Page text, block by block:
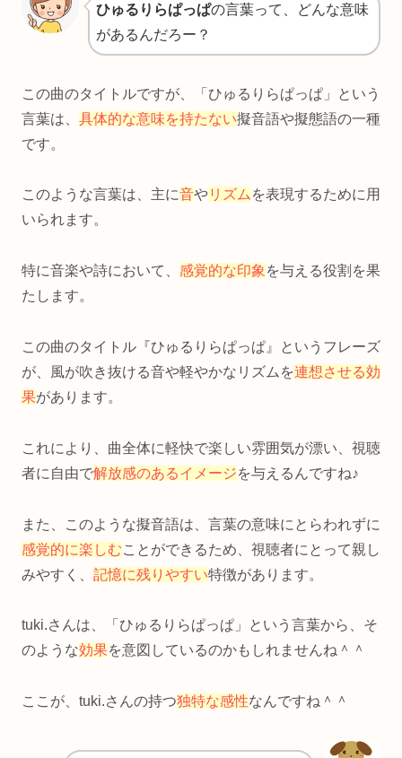
ひゅるりらぱっぱの言葉って、どんな意味
があるんだろー？
この曲のタイトルですが、「ひゅるりらぱっぱ」という
言葉は、 具体的な意味を持たない擬音語や擬態語の一種
です。
このような言葉は、主に音やリズム を表現するために用
いられます。
特に音楽や詩において、 感覚的な印象 を与える役割を果
たします。
この曲のタイトル『ひゅるりらぱっぱ』というフレーズ
が、風が吹き抜ける音や軽やかなリズムを連想させる効
果があります。
これにより、曲全体に軽快で楽しい雰囲気が漂い、視聴
者に自由で解放感のあるイメージを与えるんですね♪
また、このような擬音語は、言葉の意味にとらわれずに
感覚的に楽しむことができるため、視聴者にとって親し
みやすく、 記憶に残りやすい特徴があります。
tuki.さんは、「ひゅるりらぱっぱ」という言葉から、そ
のような効果を意図しているのかもしれませんね＾＾
ここが、tuki.さんの持つ独特な感性なんですね＾＾